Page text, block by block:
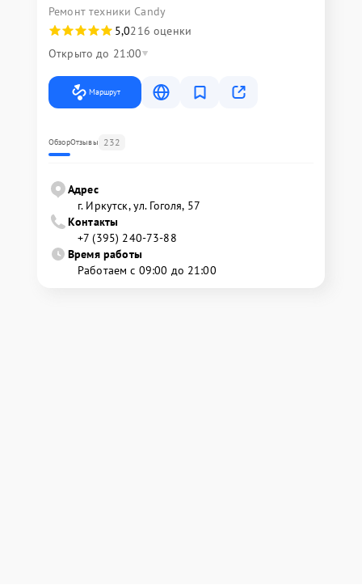
Ремонт техники Candy
5,0216 оценки
Открыто до 21:00
Маршрут
ОбзорОтзывы 232
Адрес
г. Иркутск, ул. ​Гоголя, 57
Контакты
+7 (395) 240-73-88
Время работы
Работаем с 09:00 до 21:00